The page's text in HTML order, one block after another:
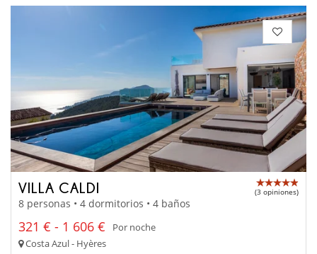
VILLA CALDI (3 opiniones)
8 personas • 4 dormitorios • 4 baños
321 € - 1 606 €
Por noche
Costa Azul - Hyères